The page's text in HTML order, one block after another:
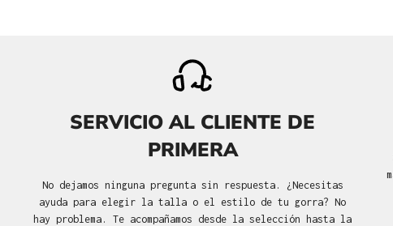
SERVICIO AL CLIENTE DE
PRIMERA
No dejamos ninguna pregunta sin respuesta. ¿Necesitas
ayuda para elegir la talla o el estilo de tu gorra? No
hay problema. Te acompañamos desde la selección hasta la